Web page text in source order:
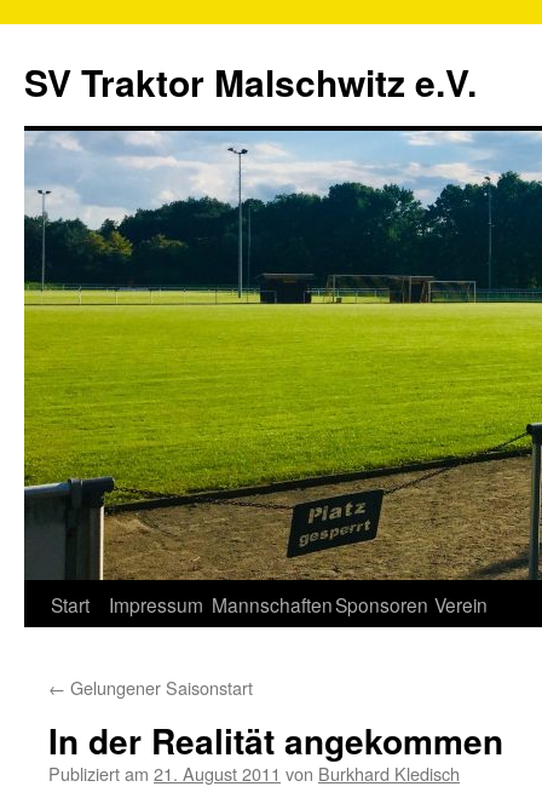
SV Traktor Malschwitz e.V.
Springe
Inhalt
Start Impressum MannschaftenSponsoren Verein
← Gelungener Saisonstart
In der Realität angekommen
Publiziert am 21. August 2011 von Burkhard Kledisch